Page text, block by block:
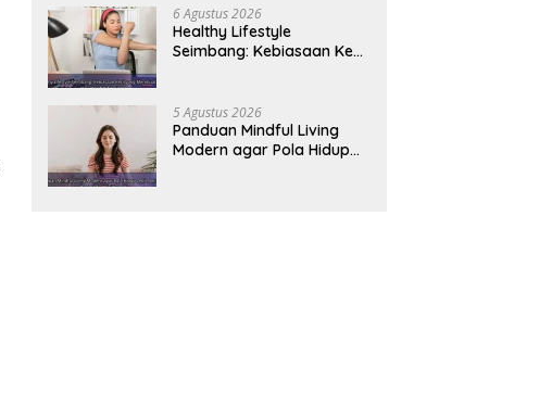
Panjang
6 Agustus 2026
Healthy Lifestyle
Seimbang: Kebiasaan Kecil
5 Agustus 2026
Panduan Mindful Living
Modern agar Pola Hidup